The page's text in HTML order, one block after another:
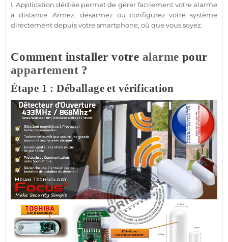
L’Application dédiée permet de gérer facilement votrealarme
à distance. Armez, désarmez ou configurez votre système
directement depuis votresmartphone, où que vous soyez.
Comment installer votre alarme pour
appartement?
Étape 1 : Déballage et vérification